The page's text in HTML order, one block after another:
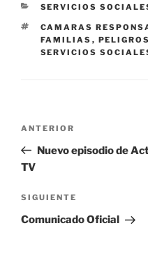
CATEGORÍAS
SERVICIOS
ETIQUETAS
CAMARAS
FAMILIAS , PELIGROS
SERVICIOS
entradas
Entrada
anterior:
ANTERIOR
Nuevo episodio de
TV
Siguiente
entrada
SIGUIENTE
Comunicado Oficial